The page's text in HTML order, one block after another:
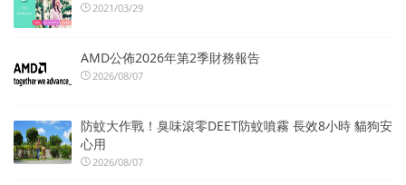
2021/03/29
AMD公佈2026年第2季財務報告
2026/08/07
防蚊大作戰！臭味滾零DEET防蚊噴霧 長效8小時 貓狗安
心用
2026/08/07